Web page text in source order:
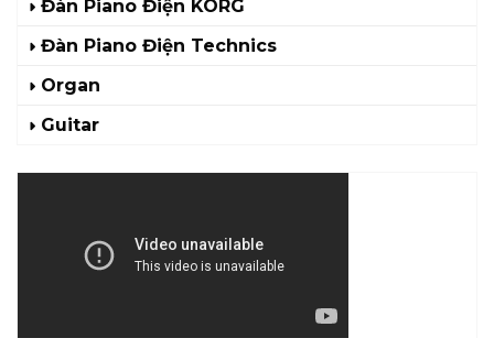
Đàn Piano Điện KORG
Đàn Piano Điện Technics
Organ
Guitar